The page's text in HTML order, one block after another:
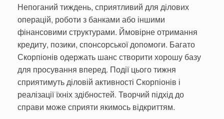
Непоганий тиждень, сприятливий для ділових
операцій, роботи з банками або іншими
фінансовими структурами. Ймовірне отримання
кредиту, позики, спонсорської допомоги. Багато
Скорпіонів одержать шанс створити хорошу базу
для просування вперед. Події цього тижня
сприятимуть діловій активності Скорпіонів і
реалізації їхніх здібностей. Творчий підхід до
справи може сприяти якимось відкриттям.